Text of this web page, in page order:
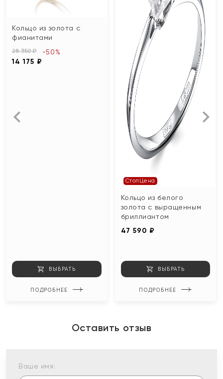
Кольцо из золота с
фианитами
28 350 ₽
14 175 ₽
-50%
ВЫБРАТЬ
ПОДРОБНЕЕ
СтопЦена
Кольцо из белого
золота с выращенным
бриллиантом
47 590 ₽
ВЫБРАТЬ
ПОДРОБНЕЕ
Оставить отзыв
Ваше имя: